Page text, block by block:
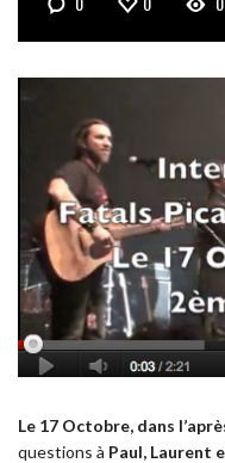
Le 17 Octobre, dans
questions à Paul, Laurent